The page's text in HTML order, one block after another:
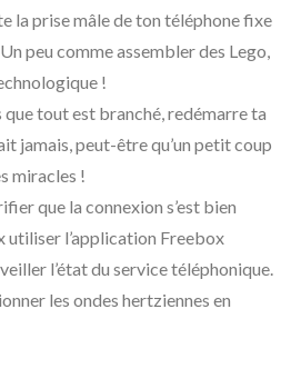
la prise mâle de ton téléphone fixe
peu comme assembler des Lego,
!
que tout est branché, redémarre ta
jamais, peut-être qu’un petit coup
miracles !
que la connexion s’est bien
utiliser l’application Freebox
l’état du service téléphonique.
les ondes hertziennes en